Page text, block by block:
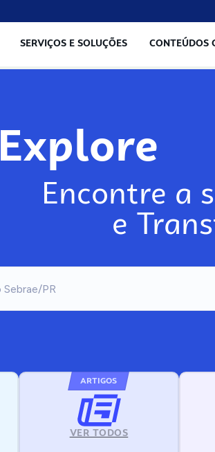
SERVIÇOS E SOLUÇÕES CONTEÚDOS
Explore
Encontre a
e
ARTIGOS
VER TODOS